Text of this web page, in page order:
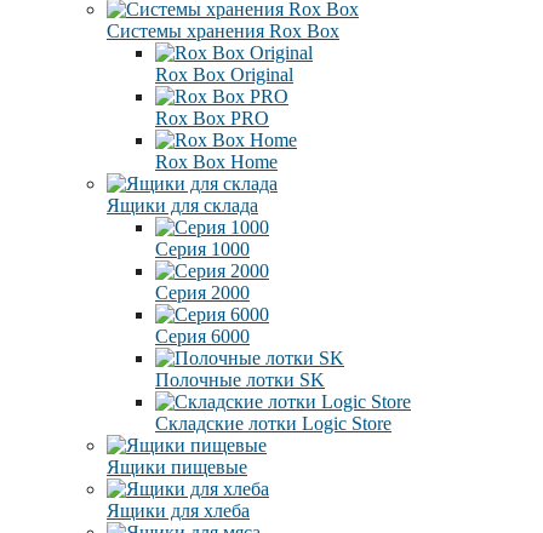
Системы хранения Rox Box
Rox Box Original
Rox Box PRO
Rox Box Home
Ящики для склада
Серия 1000
Серия 2000
Серия 6000
Полочные лотки SK
Складские лотки Logic Store
Ящики пищевые
Ящики для хлеба